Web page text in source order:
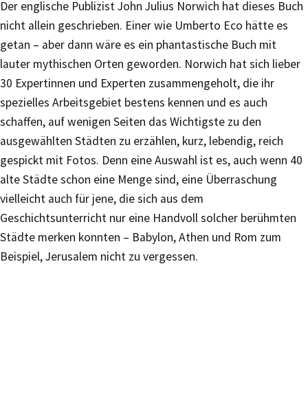
Der englische Publizist John Julius Norwich hat dieses Buch
nicht allein geschrieben. Einer wie Umberto Eco hätte es
getan – aber dann wäre es ein phantastische Buch mit
lauter mythischen Orten geworden. Norwich hat sich lieber
30 Expertinnen und Experten zusammengeholt, die ihr
spezielles Arbeitsgebiet bestens kennen und es auch
schaffen, auf wenigen Seiten das Wichtigste zu den
ausgewählten Städten zu erzählen, kurz, lebendig, reich
gespickt mit Fotos. Denn eine Auswahl ist es, auch wenn 40
alte Städte schon eine Menge sind, eine Überraschung
vielleicht auch für jene, die sich aus dem
Geschichtsunterricht nur eine Handvoll solcher berühmten
Städte merken konnten – Babylon, Athen und Rom zum
Beispiel, Jerusalem nicht zu vergessen.